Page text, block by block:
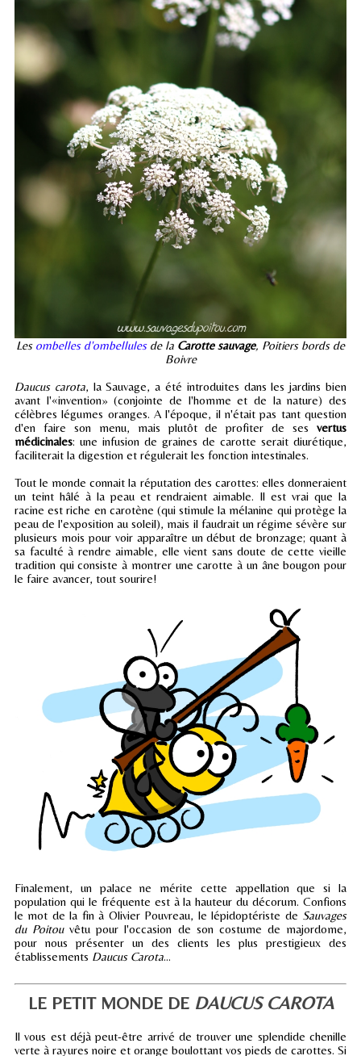
Les ombelles d'ombellulesde la Carotte sauvage, Poitiers bords de
Boivre
Daucus carota, la Sauvage, a été introduites dans les jardins bien
avant l'«invention» (conjointe de l'homme et de la nature) des
célèbres légumes oranges. A l'époque, il n'était pas tant question
d'en faire son menu, mais plutôt de profiter de ses vertus
médicinales: une infusion de graines de carotte serait diurétique,
faciliterait la digestion et régulerait les fonction intestinales.
Tout le monde connait la réputation des carottes: elles donneraient
un teint hâlé à la peau et rendraient aimable. Il est vrai que la
racine est riche en carotène (qui stimule la mélanine qui protège la
peau de l'exposition au soleil), mais il faudrait un régime sévère sur
plusieurs mois pour voir apparaître un début de bronzage; quant à
sa faculté à rendre aimable, elle vient sans doute de cette vieille
tradition qui consiste à montrer une carotte à un âne bougon pour
le faire avancer, tout sourire!
Finalement, un palace ne mérite cette appellation que si la
population qui le fréquente est à la hauteur du décorum. Confions
le mot de la fin à Olivier Pouvreau, le lépidoptériste de Sauvages
du Poitouvêtu pour l'occasion de son costume de majordome,
pour nous présenter un des clients les plus prestigieux des
établissements Daucus Carota...
LE PETIT MONDE DE DAUCUS CAROTA
Il vous est déjà peut-être arrivé de trouver une splendide chenille
verte à rayures noire et orange boulottant vos pieds de carottes. Si